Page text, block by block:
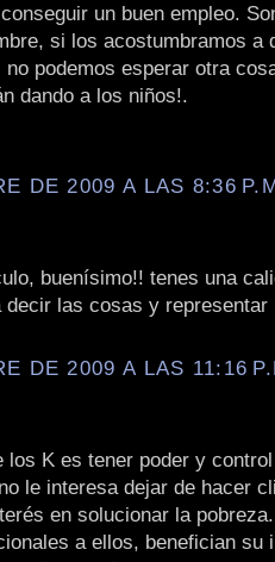
un buen empleo.
si los acostumbramos a
podemos esperar otra
dando a los niños!.
DE 2009 A LAS 8:36
buenísimo!! tenes una
decir las cosas y representar
DE 2009 A LAS 11:16
los K es tener poder y
le interesa dejar de hacer
en solucionar la
a ellos, benefician su